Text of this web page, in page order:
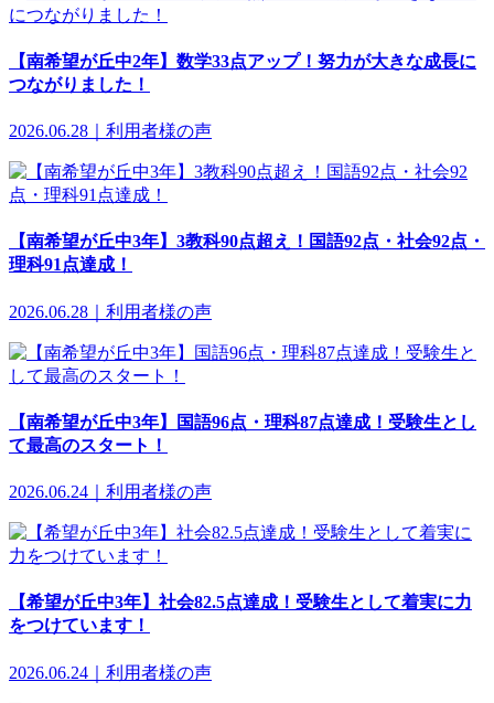
【南希望が丘中2年】数学33点アップ！努力が大きな成長に
つながりました！
2026.06.28｜利用者様の声
【南希望が丘中3年】3教科90点超え！国語92点・社会92点・
理科91点達成！
2026.06.28｜利用者様の声
【南希望が丘中3年】国語96点・理科87点達成！受験生とし
て最高のスタート！
2026.06.24｜利用者様の声
【希望が丘中3年】社会82.5点達成！受験生として着実に力
をつけています！
2026.06.24｜利用者様の声